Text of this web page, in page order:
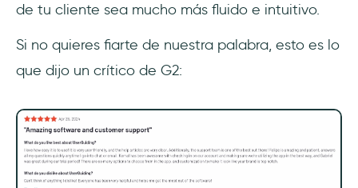
de tu cliente sea mucho más fluido e intuitivo.
Si no quieres fiarte de nuestra palabra, esto es lo
que dijo un crítico de G2: